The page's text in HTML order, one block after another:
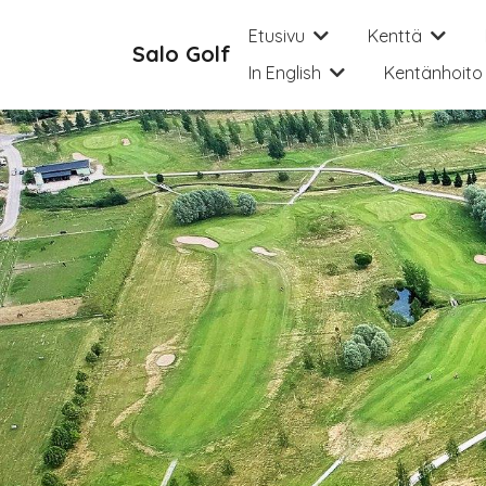
Salo Golf
Etusivu Kenttä
In English
Kentänhoito